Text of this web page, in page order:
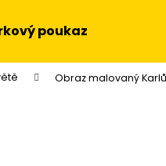
poukaz
Obraz malovaný
Co potřebujete